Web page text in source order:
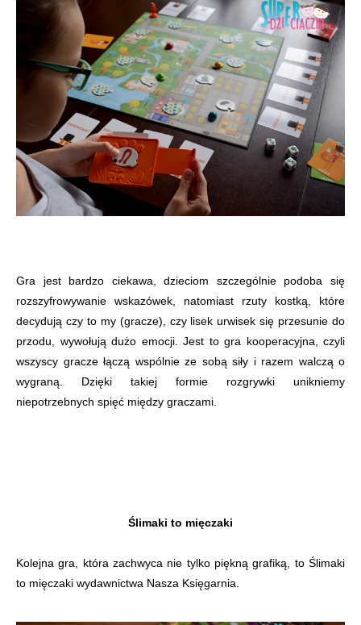
Gra jest bardzo ciekawa, dzieciom szczególnie podoba się
rozszyfrowywanie wskazówek, natomiast rzuty kostką, które
decydują czy to my (gracze), czy lisek urwisek się przesunie do
przodu, wywołują dużo emocji. Jest to gra kooperacyjna, czyli
wszyscy gracze łączą wspólnie ze sobą siły i razem walczą o
wygraną. Dzięki takiej formie rozgrywki unikniemy
niepotrzebnych spięć między graczami.
Ślimaki to mięczaki
Kolejna gra, która zachwyca nie tylko piękną grafiką, to Ślimaki
to mięczaki wydawnictwa Nasza Księgarnia.